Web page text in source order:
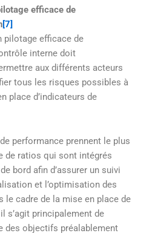
efficace de
[7]
pilotage efficace de
interne doit
aux différents acteurs
tous les risques possibles à
place d’indicateurs de
performance prennent le plus
de ratios qui sont intégrés
bord afin d’assurer un suivi
et l’optimisation des
le cadre de la mise en place de
s’agit principalement de
des objectifs préalablement